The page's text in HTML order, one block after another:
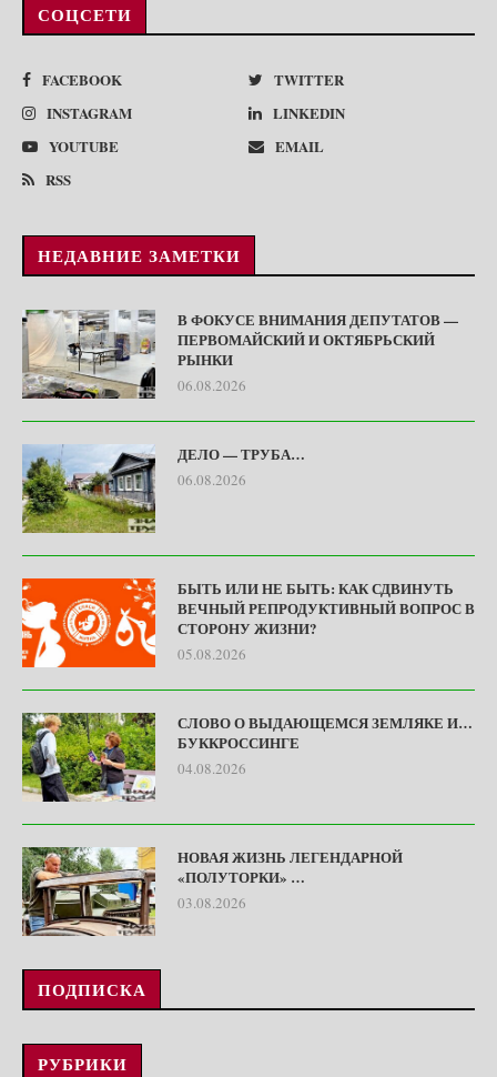
СОЦСЕТИ
FACEBOOK
TWITTER
INSTAGRAM
LINKEDIN
YOUTUBE
EMAIL
RSS
НЕДАВНИЕ ЗАМЕТКИ
В ФОКУСЕ ВНИМАНИЯ ДЕПУТАТОВ —
ПЕРВОМАЙСКИЙ И ОКТЯБРЬСКИЙ
РЫНКИ
06.08.2026
ДЕЛО — ТРУБА…
06.08.2026
БЫТЬ ИЛИ НЕ БЫТЬ: КАК СДВИНУТЬ
ВЕЧНЫЙ РЕПРОДУКТИВНЫЙ ВОПРОС В
СТОРОНУ ЖИЗНИ?
05.08.2026
СЛОВО О ВЫДАЮЩЕМСЯ ЗЕМЛЯКЕ И…
БУККРОССИНГЕ
04.08.2026
НОВАЯ ЖИЗНЬ ЛЕГЕНДАРНОЙ
«ПОЛУТОРКИ» …
03.08.2026
ПОДПИСКА
РУБРИКИ